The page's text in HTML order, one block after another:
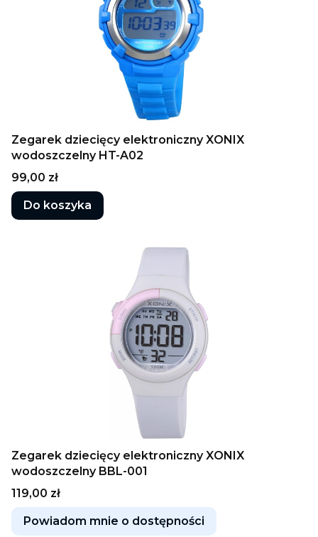
Zegarek dziecięcy elektroniczny XONIX
wodoszczelny HT-A02
Cena
99,00 zł
Do koszyka
Zegarek dziecięcy elektroniczny XONIX
wodoszczelny BBL-001
Cena
119,00 zł
Powiadom mnie o dostępności